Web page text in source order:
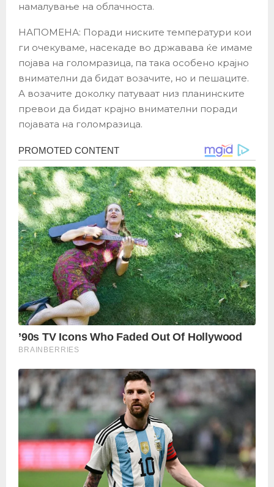
намалување на облачноста.
НАПОМЕНА: Поради ниските температури кои
ги очекуваме, насекаде во државава ќе имаме
појава на голомразица, па така особено крајно
внимателни да бидат возачите, но и пешаците.
А возачите доколку патуваат низ планинските
превои да бидат крајно внимателни поради
појавата на голомразица.